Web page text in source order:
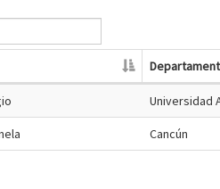
Universidad
Cancún